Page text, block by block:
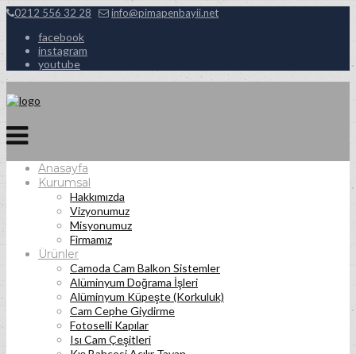
0212 556 32 28 info@pimapenbayii.net
facebook
instagram
youtube
Anasayfa
Kurumsal
Hakkımızda
Vizyonumuz
Misyonumuz
Firmamız
Ürünler
Camoda Cam Balkon Sistemler
Alüminyum Doğrama İşleri
Alüminyum Küpeşte (Korkuluk)
Cam Cephe Giydirme
Fotoselli Kapılar
Isı Cam Çeşitleri